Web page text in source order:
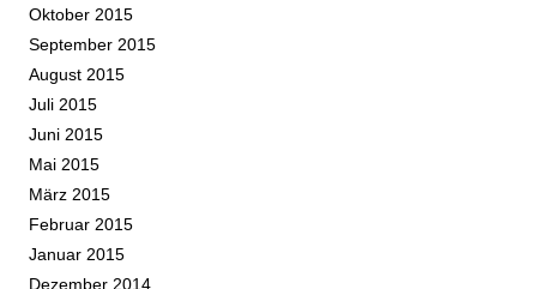
Oktober 2015
September 2015
August 2015
Juli 2015
Juni 2015
Mai 2015
März 2015
Februar 2015
Januar 2015
Dezember 2014